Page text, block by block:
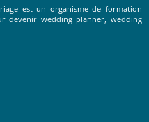
est un organisme de formation
devenir wedding planner, wedding